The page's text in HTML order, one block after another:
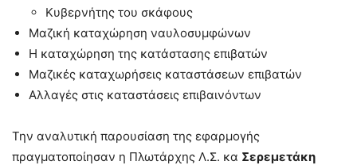
Κυβερνήτης του σκάφους
Μαζική καταχώρηση ναυλοσυμφώνων
Η καταχώρηση της κατάστασης επιβατών
Μαζικές καταχωρήσεις καταστάσεων επιβατών
Αλλαγές στις καταστάσεις επιβαινόντων
Την αναλυτική παρουσίαση της εφαρμογής
πραγματοποίησαν η Πλωτάρχης Λ.Σ. κα Σερεμετάκη